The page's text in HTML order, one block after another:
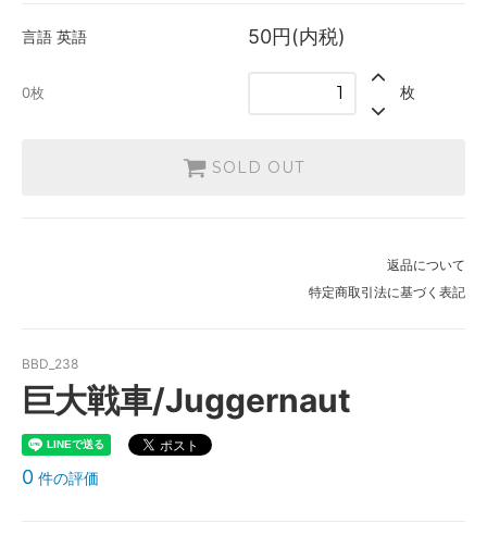
言語 英語 50円(内税)
0枚 枚
SOLD OUT
返品について
特定商取引法に基づく表記
BBD_238
巨大戦車/Juggernaut
0 件の評価